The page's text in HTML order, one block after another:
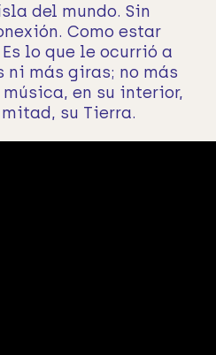
del mundo. Sin
Como estar
lo que le ocurrió a
ni más giras; no más
en su interior,
su Tierra.